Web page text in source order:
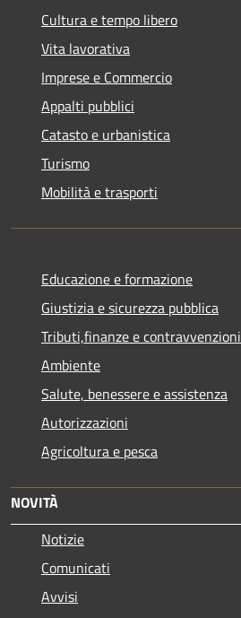
Cultura e tempo libero
Vita lavorativa
Imprese e Commercio
Appalti pubblici
Catasto e urbanistica
Turismo
Mobilità e trasporti
Educazione e formazione
Giustizia e sicurezza pubblica
Tributi,finanze e contravvenzioni
Ambiente
Salute, benessere e assistenza
Autorizzazioni
Agricoltura e pesca
NOVITÀ
Notizie
Comunicati
Avvisi